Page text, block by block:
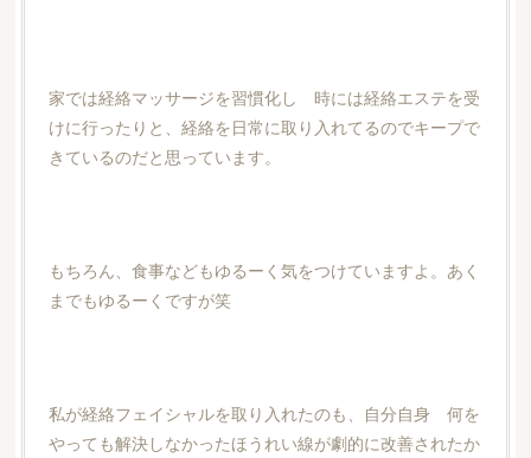
家では経絡マッサージを習慣化し 時には経絡エステを受
けに行ったりと、経絡を日常に取り入れてるのでキープで
きているのだと思っています。
もちろん、食事などもゆるーく気をつけていますよ。あく
までもゆるーくですが笑
私が経絡フェイシャルを取り入れたのも、自分自身 何を
やっても解決しなかったほうれい線が劇的に改善されたか